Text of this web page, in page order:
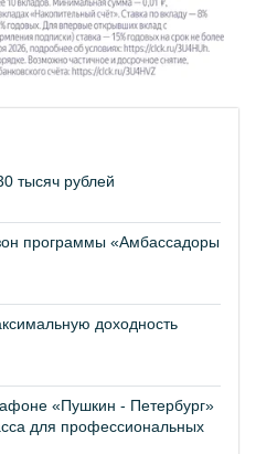
тысяч рублей
программы «Амбассадоры
доходность
«Пушкин - Петербург»
для профессиональных